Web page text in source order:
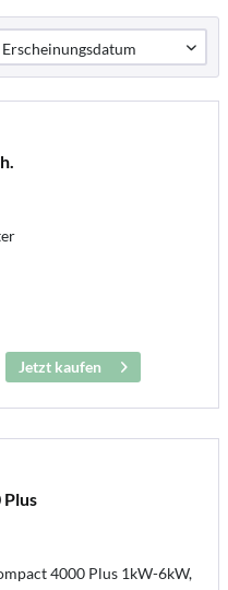
Jetzt kaufen
4000 Plus 1kW-6kW,